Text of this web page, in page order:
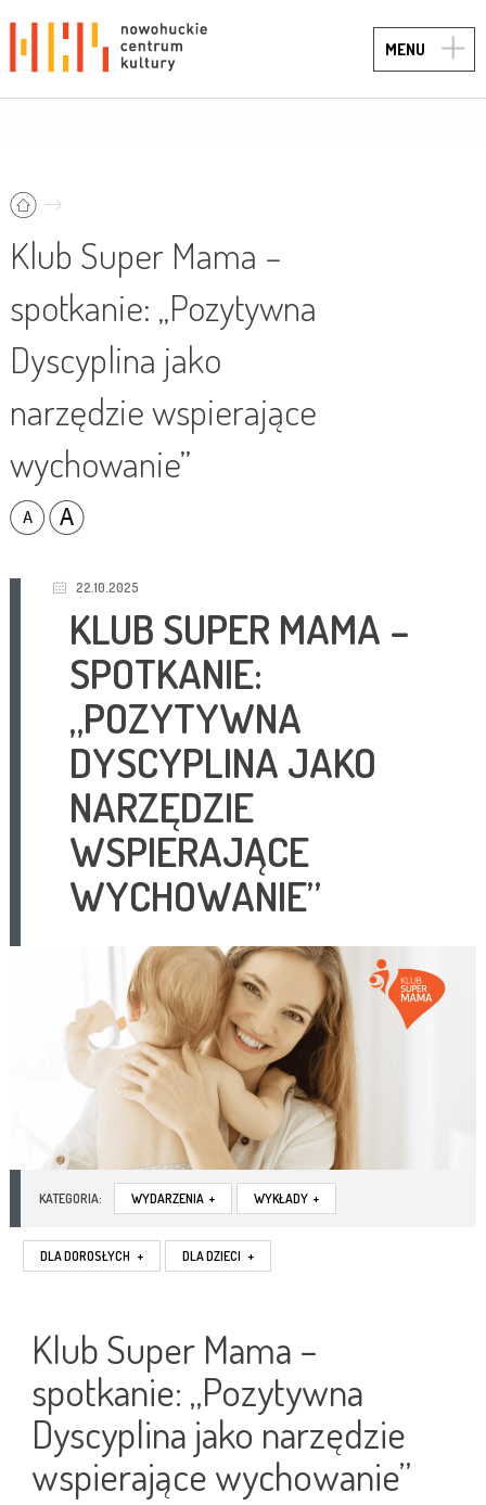
MENU
Klub Super Mama –
spotkanie: „Pozytywna
Dyscyplina jako
narzędzie wspierające
wychowanie”
22.10.2025
KLUB SUPER MAMA –
SPOTKANIE:
„POZYTYWNA
DYSCYPLINA JAKO
NARZĘDZIE
WSPIERAJĄCE
WYCHOWANIE”
KATEGORIA: WYDARZENIA + WYKŁADY +
DLA DOROSŁYCH + DLA DZIECI +
Klub Super Mama –
spotkanie: „Pozytywna
Dyscyplina jako narzędzie
wspierające wychowanie”